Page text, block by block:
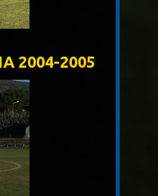
2004-2005